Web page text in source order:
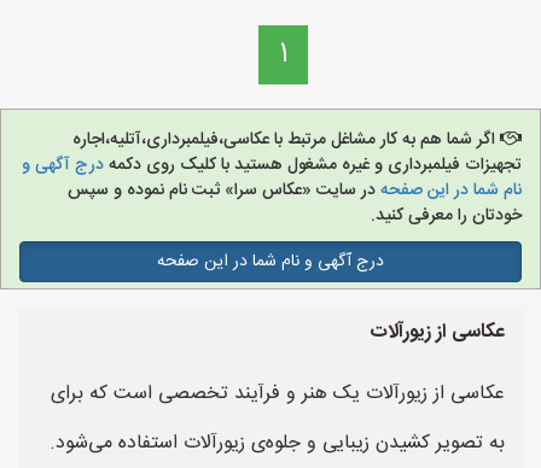
1
اگر شما هم به کار مشاغل مرتبط با عکاسی،فیلمبرداری،آتلیه،اجاره
تجهیزات فیلمبرداری و غیره مشغول هستید با کلیک روی دکمهدرج آگهی و
نام شما در این صفحهدر سایت «عکاس سرا» ثبت نام نموده و سپس
خودتان را معرفی کنید.
درج آگهی و نام شما در این صفحه
عکاسی از زیورآلات
عکاسی از زیورآلات یک هنر و فرآیند تخصصی است که برای
به تصویر کشیدن زیبایی و جلوه‌ی زیورآلات استفاده می‌شود.